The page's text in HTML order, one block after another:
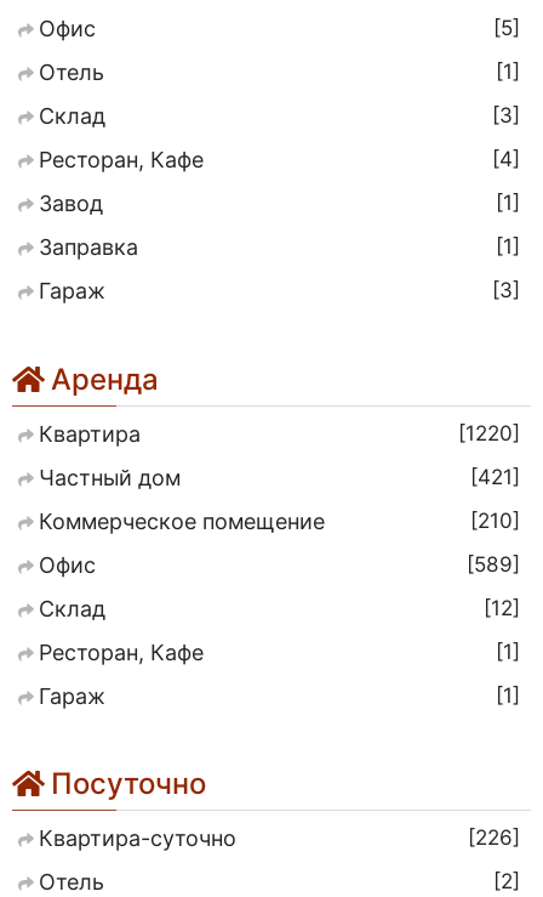
Офис
5
Отель
1
Склад
3
Ресторан, Кафе
4
Завод
1
Заправка
1
Гараж
3
Аренда
Квартира
1220
Частный дом
421
Коммерческое помещение
210
Офис
589
Склад
12
Ресторан, Кафе
1
Гараж
1
Посуточно
Квартира-суточно
226
Отель
2